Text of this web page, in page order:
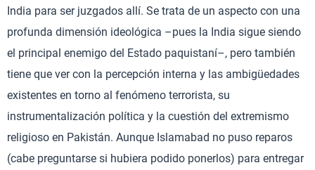
India para ser juzgados allí. Se trata de un aspecto con una
profunda dimensión ideológica –pues la India sigue siendo
el principal enemigo del Estado paquistaní–, pero también
tiene que ver con la percepción interna y las ambigüedades
existentes en torno al fenómeno terrorista, su
instrumentalización política y la cuestión del extremismo
religioso en Pakistán. Aunque Islamabad no puso reparos
(cabe preguntarse si hubiera podido ponerlos) para entregar